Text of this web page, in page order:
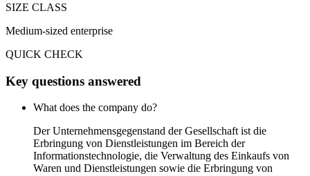
SIZE CLASS
Medium-sized enterprise
QUICK CHECK
Key questions answered
What does the company do?
Der Unternehmensgegenstand der Gesellschaft ist die
Erbringung von Dienstleistungen im Bereich der
Informationstechnologie, die Verwaltung des Einkaufs von
Waren und Dienstleistungen sowie die Erbringung von